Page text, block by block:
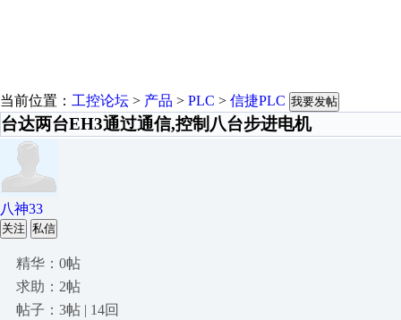
当前位置： 工控论坛 > 产品 > PLC > 信捷PLC 我要发帖
台达两台EH3通过通信,控制八台步进电机
八神33
关注 私信
精华：0帖
求助：2帖
帖子：3帖 | 14回